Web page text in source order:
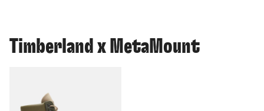
Timberland x MetaMount